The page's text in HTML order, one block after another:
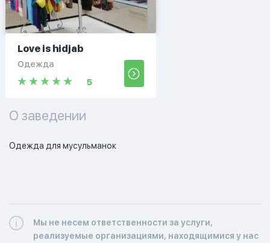
Love is hidjab
Одежда
5
О заведении
Одежда для мусульманок
Мы не несем ответственности за услуги,
реализуемые организациями, находящимися у нас